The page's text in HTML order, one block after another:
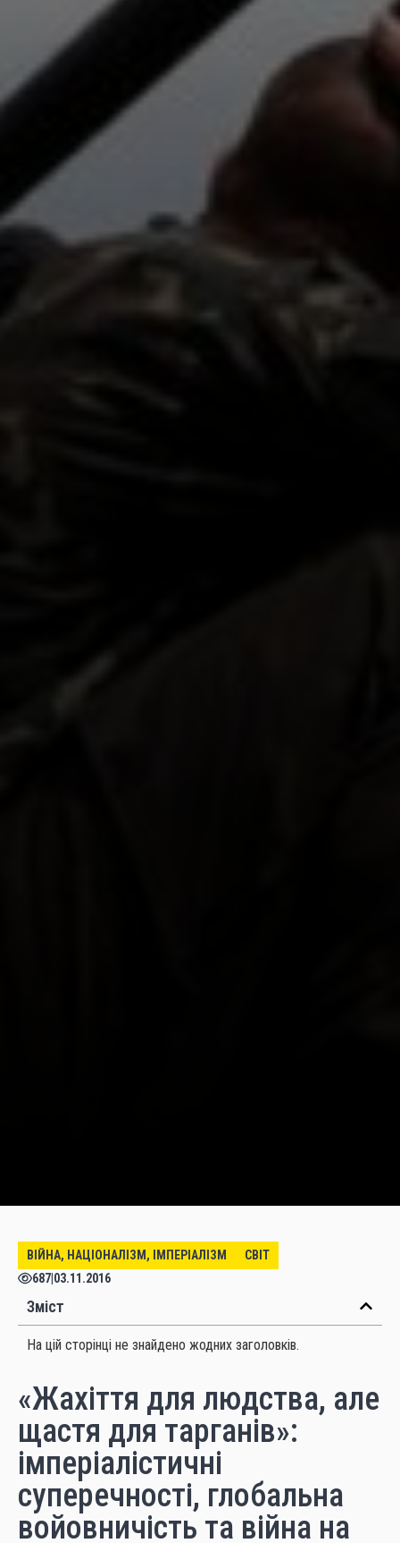
ВІЙНА, НАЦІОНАЛІЗМ, ІМПЕРІАЛІЗМ
СВІТ
687 03.11.2016
Зміст
На цій сторінці не знайдено жодних заголовків.
«Жахіття для людства, але
щастя для тарганів»:
імперіалістичні
суперечності, глобальна
войовничість та війна на